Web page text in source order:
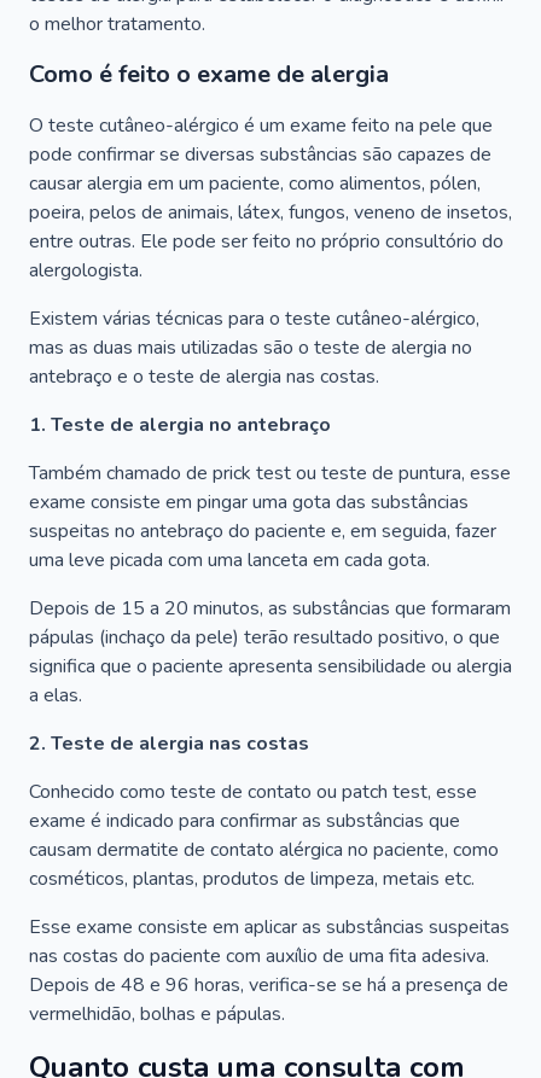
o melhor tratamento.
Como é feito o exame de alergia
O teste cutâneo-alérgico é um exame feito na pele que
pode confirmar se diversas substâncias são capazes de
causar alergia em um paciente, como alimentos, pólen,
poeira, pelos de animais, látex, fungos, veneno de insetos,
entre outras. Ele pode ser feito no próprio consultório do
alergologista.
Existem várias técnicas para o teste cutâneo-alérgico,
mas as duas mais utilizadas são o teste de alergia no
antebraço e o teste de alergia nas costas.
1. Teste de alergia no antebraço
Também chamado de prick test ou teste de puntura, esse
exame consiste em pingar uma gota das substâncias
suspeitas no antebraço do paciente e, em seguida, fazer
uma leve picada com uma lanceta em cada gota.
Depois de 15 a 20 minutos, as substâncias que formaram
pápulas (inchaço da pele) terão resultado positivo, o que
significa que o paciente apresenta sensibilidade ou alergia
a elas.
2. Teste de alergia nas costas
Conhecido como teste de contato ou patch test, esse
exame é indicado para confirmar as substâncias que
causam dermatite de contato alérgica no paciente, como
cosméticos, plantas, produtos de limpeza, metais etc.
Esse exame consiste em aplicar as substâncias suspeitas
nas costas do paciente com auxílio de uma fita adesiva.
Depois de 48 e 96 horas, verifica-se se há a presença de
vermelhidão, bolhas e pápulas.
Quanto custa uma consulta com